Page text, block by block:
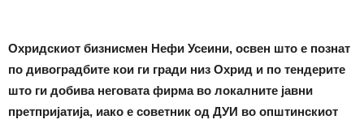
Охридскиот бизнисмен Нефи Усеини, освен што е познат
по дивоградбите кои ги гради низ Охрид и по тендерите
што ги добива неговата фирма во локалните јавни
претпријатија, иако е советник од ДУИ во општинскиот